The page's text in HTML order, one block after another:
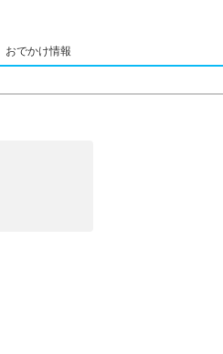
おでかけ情報